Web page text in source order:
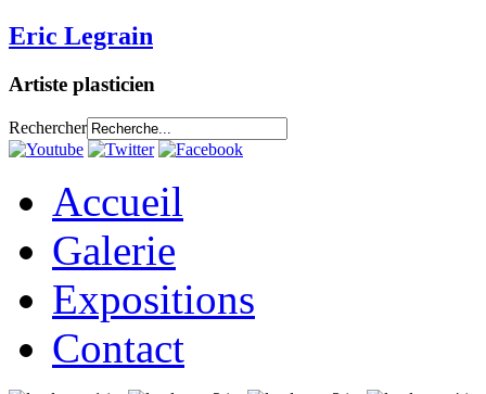
Eric Legrain
Artiste plasticien
Rechercher
Accueil
Galerie
Expositions
Contact